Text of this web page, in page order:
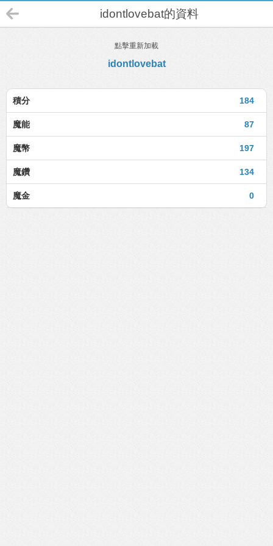
idontlovebat的資料
點擊重新加載
idontlovebat
184
積分
87
魔能
197
魔幣
134
魔鑽
0
魔金